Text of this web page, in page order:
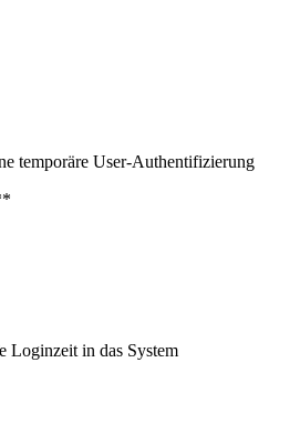
temporäre User-Authentifizierung
Loginzeit in das System